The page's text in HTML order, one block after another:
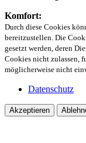
Komfort:
Durch diese Cookies
bereitzustellen. Die
gesetzt werden, deren
Cookies nicht zulassen,
möglicherweise nicht
Datenschutz
Akzeptieren